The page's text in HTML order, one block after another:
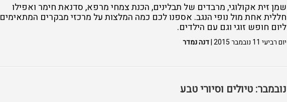
שמן זית אקולוגי, מרבדים של תבלינים, הכנת צמחי מרפא, סדנאת חימר ואפילו
חללית אחת מול נופי הנגב. אספנו לכם כמה המלצות על מרכזי מבקרים המתאימים
ליום חופש זוגי וגם עם הילדים.
יום רביעי 11 נובמבר 2015 | דנה נמדר
נובמבר: טיולים וסיורי טבע